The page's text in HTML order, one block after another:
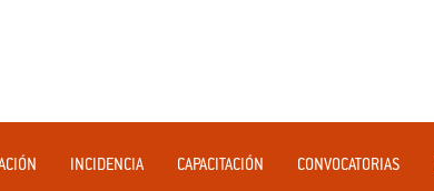
INCIDENCIA CAPACITACIÓN CONVOCATORIAS